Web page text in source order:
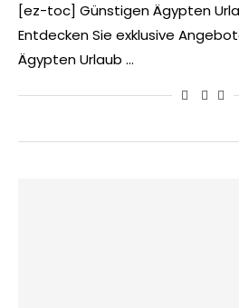
[ez-toc] Günstigen Ägypten
Entdecken Sie exklusive
Ägypten Urlaub …